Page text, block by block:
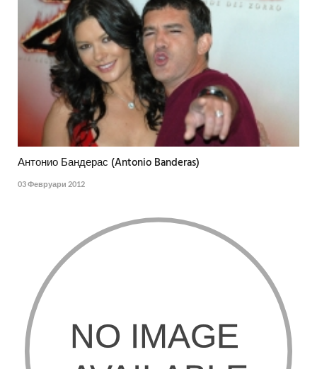
Антонио Бандерас (Antonio Banderas)
03 Февруари 2012